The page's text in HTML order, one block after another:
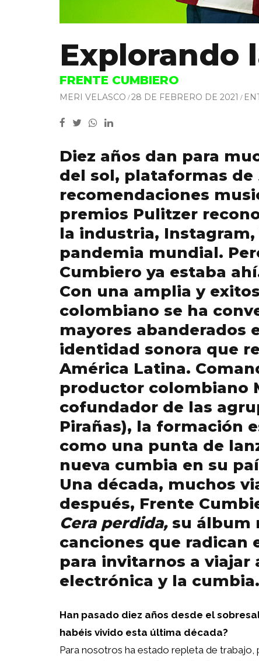
Explorando
FRENTE CUMBIERO
MERI VELASCO 28 DE FEBRERO DE 2021
Diez años dan para
del sol, plataformas de
recomendaciones
premios Pulitzer
la industria,
pandemia mundial.
Cumbiero ya estaba
Con una amplia y
colombiano se ha
mayores abanderados
identidad sonora que
América Latina.
productor colombiano
cofundador de las
Pirañas), la formación
como una punta de
nueva cumbia en su
Una década, muchos
después, Frente
Cera perdida,su álbum
canciones que radican
para invitarnos a viajar
electrónica y la cumbia.
Han pasado diez años desde el
habéis vivido esta última década?
Para nosotros ha estado repleta de